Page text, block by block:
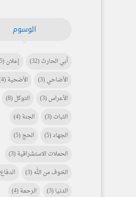
الوسوم
أبي الحارث(32) إعلان(5)
الأضاحي(3) الأضحية(4)
الأعراس(3) التوكل(8)
الثبات(3) الجنة(4)
الجهاد(5) الحج(5)
الحملات الاستشراقية(3)
الخوف من الله(3) الدفاع
الدنيا(3) الرحمة(4)